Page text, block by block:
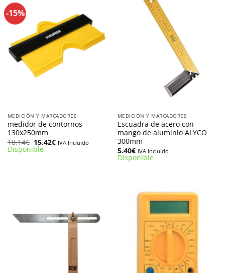
-15%
MEDICIÓN Y MARCADORES
medidor de contornos
130x250mm
18.14€ El
precio
original
15.42€El
precio
IVA Incluido
Disponible
MEDICIÓN Y MARCADORES
Escuadra de acero con
mango de aluminio ALYCO
300mm
5.40€ IVA Incluido
Disponible